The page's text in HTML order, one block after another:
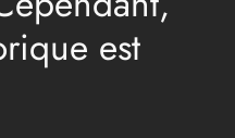
est